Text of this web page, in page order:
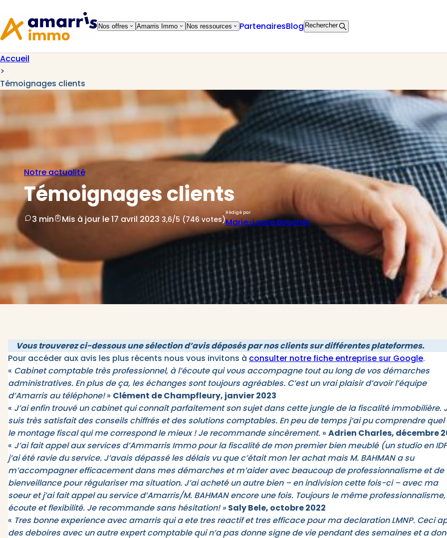
navigation
contenu
Nos offres Amarris Immo Nos ressources PartenairesBlog Rechercher
Accueil
>
Témoignages clients
Notre actualité
Témoignages clients
3 min Mis à jour le 17 avril 2023 3,6/5 (746 votes)
Rédigé par
Marie-Laure Bouchet
Vous trouverez ci-dessous une sélection d’avis déposés par nos clients sur différentes plateformes.
Pour accéder aux avis les plus récents nous vous invitons à consulter notre fiche entreprise sur Google.
« Cabinet comptable très professionnel, à l’écoute qui vous accompagne tout au long de vos démarches
administratives. En plus de ça, les échanges sont toujours agréables. C’est un vrai plaisir d’avoir l’équipe
d’Amarris au téléphone!» Clément de Champfleury, janvier 2023
« J’ai enfin trouvé un cabinet qui connaît parfaitement son sujet dans cette jungle de la fiscalité immobilière.
suis très satisfait des conseils chiffrés et des solutions comptables. En peu de temps j’ai pu comprendre quel
le montage fiscal qui me correspond le mieux ! Je recommande sincèrement. » Adrien Charles, décembre
« J’ai fait appel aux services d’Ammarris Immo pour la fiscalité de mon premier bien meublé (un studio en
j’ai été ravie du service. J’avais dépassé les délais vu que c’était mon 1er achat mais M. BAHMAN a su
m’accompagner efficacement dans mes démarches et m’aider avec beaucoup de professionnalisme et de
bienveillance pour régulariser ma situation. J’ai acheté un autre bien – en indivision cette fois-ci – avec ma
soeur et j’ai fait appel au service d’Amarris/M. BAHMAN encore une fois. Toujours le même professionnalisme,
écoute et flexibilité. Je recommande sans hésitation! » Saly Bele, octobre 2022
« Tres bonne experience avec amarris qui a ete tres reactif et tres efficace pour ma declaration LMNP. Ceci
des deboires avec un autre expert comptable qui n’a pas donne signe de vie pendant des semaines et a